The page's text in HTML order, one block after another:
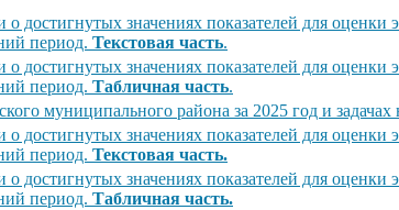
значениях показателей для оценки
период. Текстовая часть.
значениях показателей для оценки
период. Табличная часть.
муниципального района за 2025 год и задачах
значениях показателей для оценки
период. Текстовая часть.
значениях показателей для оценки
период. Табличная часть.